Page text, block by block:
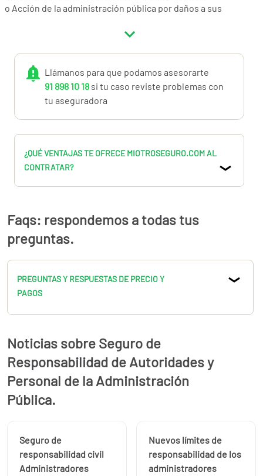
o Acción de la administración pública por daños a sus
o Acción por responsabilidad contable (incluyendo
frente a terceros.
Responsabilidad por prácticas de empleo indebidas de la
Autoridad o Personal
Responsabilidad por prácticas de empleo indebidas de la
Administración Pública (sublímite 250.000 €)
Restitución de imagen
Defensa y asistencia legal
Extensión de cobertura a constitución de fianzas civiles
Extensión de cobertura a cónyuge y pareja de hecho
Extensión de cobertura a herederos, legatarios,
representantes legales y causahabientes
Extensión de cobertura a representantes en entidades
externas
Cobertura a entidades externas
Llámanos para que podamos asesorarte
91 898 10 18 si tu caso reviste problemas con
tu aseguradora
¿QUÉ VENTAJAS TE OFRECE MIOTROSEGURO.COM AL
CONTRATAR?
Noticias sobre Seguro de
Responsabilidad de Autoridades y
Personal de la Administración
Pública.
Seguro de
responsabilidad civil
Administradores
Nuevos límites de
responsabilidad de los
administradores
Faqs: respondemos a todas tus
preguntas.
PREGUNTAS Y RESPUESTAS DE PRECIO Y
PAGOS